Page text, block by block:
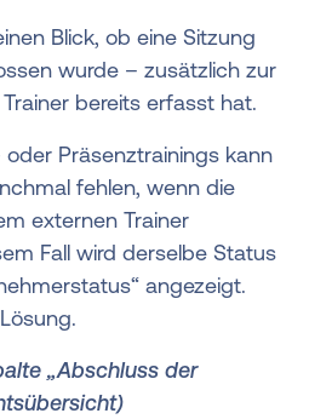
Blick, ob eine Sitzung
wurde – zusätzlich zur
bereits erfasst hat.
oder Präsenztrainings kann
fehlen, wenn die
externen Trainer
Fall wird derselbe Status
angezeigt.
„Abschluss der